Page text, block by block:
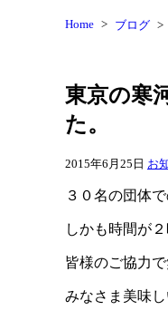
Home ブログ
東京の寒
た。
2015年6月25日 お
３０名の団体で
しかも時間が
皆様のご協力で
みなさま美味し